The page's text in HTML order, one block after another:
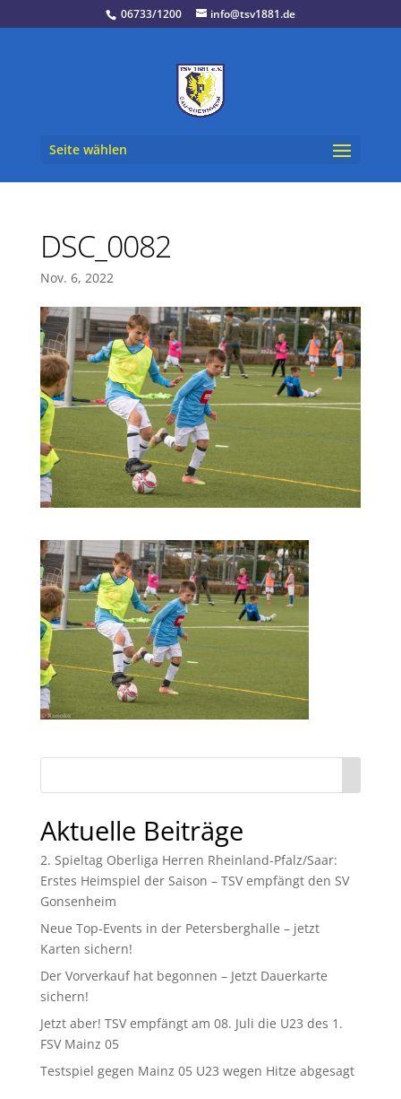
06733/1200 info@tsv1881.de
Seite wählen
DSC_0082
Nov. 6, 2022
Aktuelle Beiträge
2. Spieltag Oberliga Herren Rheinland-Pfalz/Saar:
Erstes Heimspiel der Saison – TSV empfängt den SV
Gonsenheim
Neue Top-Events in der Petersberghalle – jetzt
Karten sichern!
Der Vorverkauf hat begonnen – Jetzt Dauerkarte
sichern!
Jetzt aber! TSV empfängt am 08. Juli die U23 des 1.
FSV Mainz 05
Testspiel gegen Mainz 05 U23 wegen Hitze abgesagt